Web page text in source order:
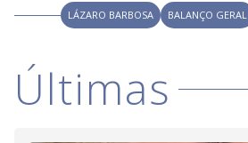
LÁZARO BARBOSA BALANÇO GERAL
Últimas